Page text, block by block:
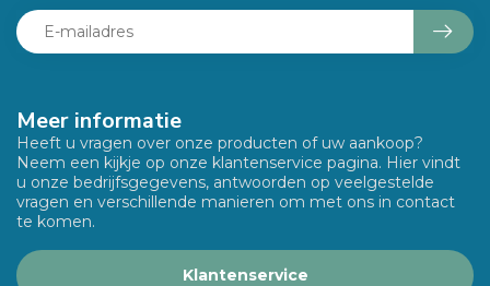
Meer informatie
Heeft u vragen over onze producten of uw aankoop?
Neem een kijkje op onze klantenservice pagina. Hier vindt
u onze bedrijfsgegevens, antwoorden op veelgestelde
vragen en verschillende manieren om met ons in contact
te komen.
Klantenservice